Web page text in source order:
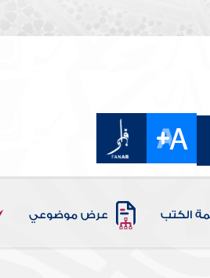
الكتب عرض موضوعي